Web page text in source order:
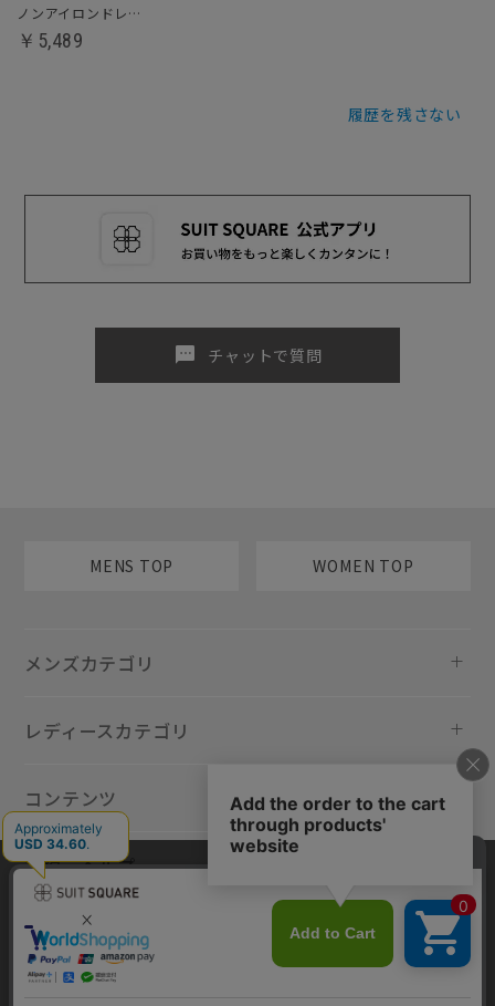
ノンアイロンドレスシャツ
￥5,489
履歴を残さない
sms チャットで質問
MENS TOP WOMEN TOP
メンズカテゴリ
レディースカテゴリ
コンテンツ
規約・ヘルプ
当サイトでは利用体験の向上およびコンテンツの最適な提供、トラフィ
ックの分析を目的としてCookieを使用しています。サイトの閲覧を継続
された場合、Cookieの利用に同意したものといたします。詳細について
はプライバシーポリシー をご確認ください。